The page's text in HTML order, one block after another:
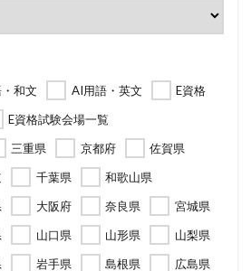
和文 AI用語・英文
E資格
E資格試験会場一覧
三重県 京都府
佐賀県
千葉県
和歌山県
大阪府 奈良県
宮城県
山口県 山形県
山梨県
岩手県 島根県 広島県